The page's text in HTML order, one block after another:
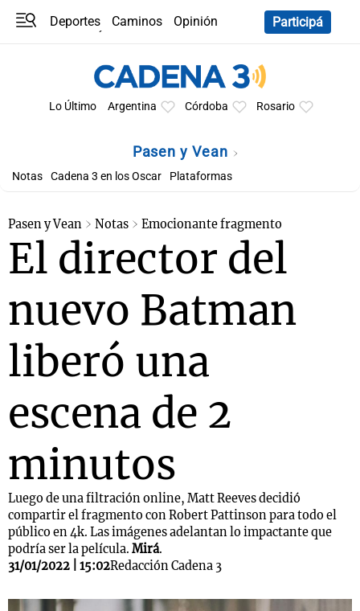
Deportes Caminos
Opinión
Participá
Lo Último Argentina Córdoba Rosario
Pasen y Vean
Notas Cadena 3 en los Oscar Plataformas
Pasen y Vean Notas Emocionante fragmento
El director del
nuevo Batman
liberó una
escena de 2
minutos
Luego de una filtración online, Matt Reeves decidió
compartir el fragmento con Robert Pattinson para todo el
público en 4k. Las imágenes adelantan lo impactante que
podría ser la película. Mirá.
31/01/2022 | 15:02Redacción Cadena 3